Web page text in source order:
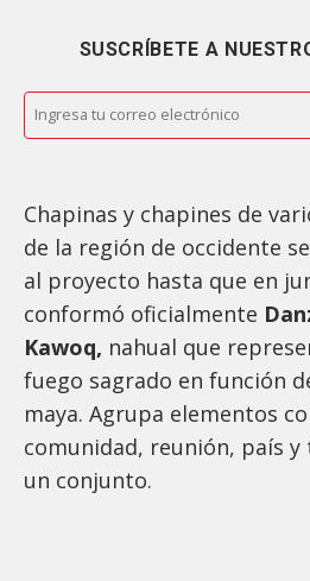
SUSCRÍBETE A
Chapinas y chapines de
de la región de occidente
al proyecto hasta que en
conformó oficialmente
Kawoq, nahual que
fuego sagrado en función
maya. Agrupa elementos
comunidad, reunión, país
un conjunto.